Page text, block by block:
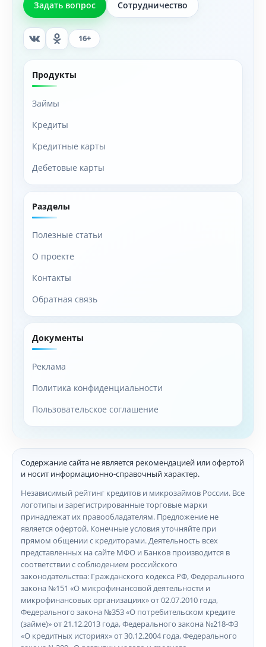
Задать вопрос Сотрудничество
16+
Продукты
Займы
Кредиты
Кредитные карты
Дебетовые карты
Разделы
Полезные статьи
О проекте
Контакты
Обратная связь
Документы
Реклама
Политика конфиденциальности
Пользовательское соглашение
Содержание сайта не является рекомендацией или офертой
и носит информационно-справочный характер.
Независимый рейтинг кредитов и микрозаймов России. Все
логотипы и зарегистрированные торговые марки
принадлежат их правообладателям. Предложение не
является офертой. Конечные условия уточняйте при
прямом общении с кредиторами. Деятельность всех
представленных на сайте МФО и Банков производится в
соответствии с соблюдением российского
законодательства: Гражданского кодекса РФ, Федерального
закона №151 «О микрофинансовой деятельности и
микрофинансовых организациях» от 02.07.2010 года,
Федерального закона №353 «О потребительском кредите
(займе)» от 21.12.2013 года, Федерального закона №218-ФЗ
«О кредитных историях» от 30.12.2004 года, Федерального